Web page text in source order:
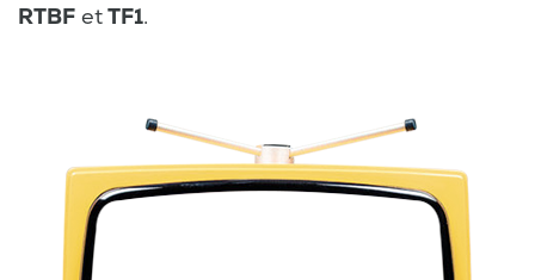
RTBF etTF1.